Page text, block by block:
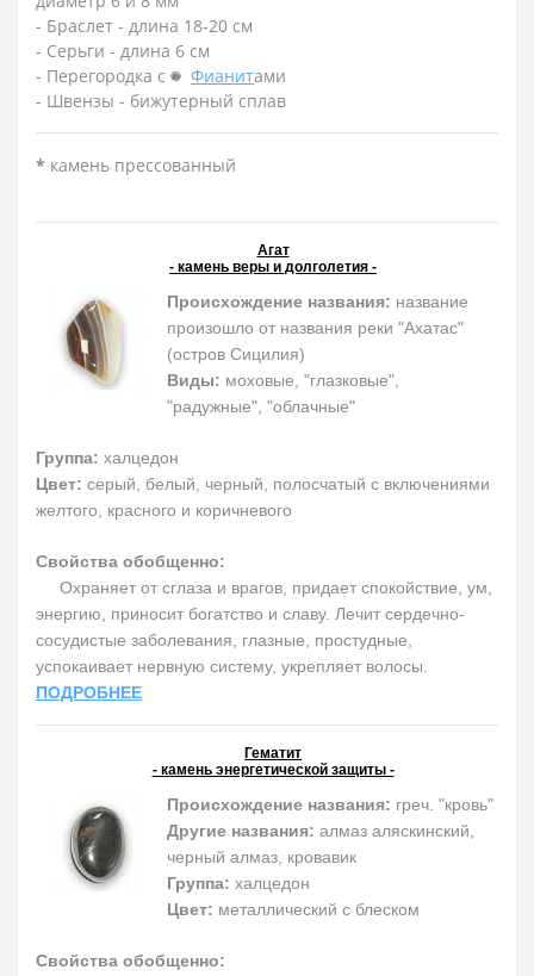
- Браслет - длина 18-20 см
- Серьги - длина 6 см
- Перегородка с
Фианитами
- Швензы - бижутерный сплав
* камень прессованный
Агат
- камень веры и долголетия -
Происхождение названия: название
произошло от названия реки "Ахатас"
(остров Сицилия)
Виды: моховые, "глазковые",
"радужные", "облачные"
Группа: халцедон
Цвет: серый, белый, черный, полосчатый с включениями
желтого, красного и коричневого
Свойства обобщенно:
Охраняет от сглаза и врагов, придает спокойствие, ум,
энергию, приносит богатство и славу. Лечит сердечно-
сосудистые заболевания, глазные, простудные,
успокаивает нервную систему, укрепляет волосы.
ПОДРОБНЕЕ
Гематит
- камень энергетической защиты -
Происхождение названия: греч. "кровь"
Другие названия: алмаз аляскинский,
черный алмаз, кровавик
Группа: халцедон
Цвет: металлический с блеском
Свойства обобщенно: